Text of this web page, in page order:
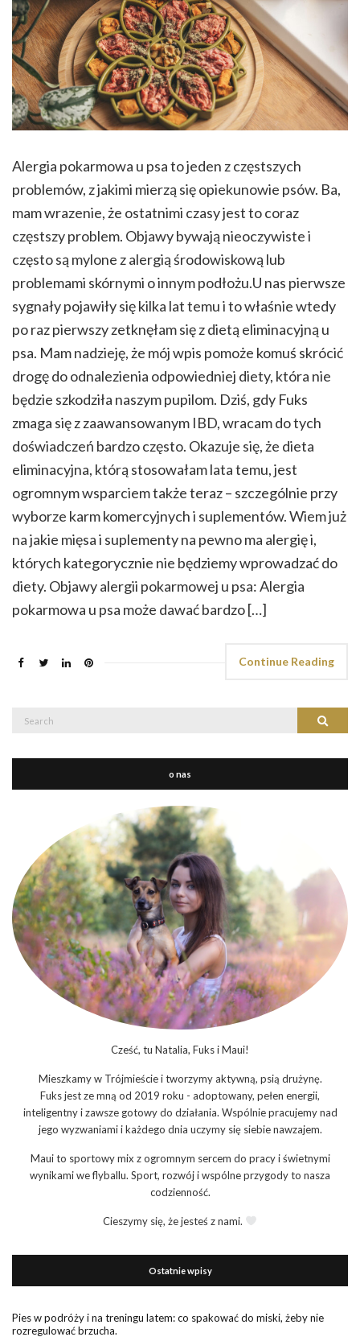
Alergia pokarmowa u psa to jeden z częstszych
problemów, z jakimi mierzą się opiekunowie psów. Ba,
mam wrazenie, że ostatnimi czasy jest to coraz
częstszy problem. Objawy bywają nieoczywiste i
często są mylone z alergią środowiskową lub
problemami skórnymi o innym podłożu.U nas pierwsze
sygnały pojawiły się kilka lat temu i to właśnie wtedy
po raz pierwszy zetknęłam się z dietą eliminacyjną u
psa. Mam nadzieję, że mój wpis pomoże komuś skrócić
drogę do odnalezienia odpowiedniej diety, która nie
będzie szkodziła naszym pupilom. Dziś, gdy Fuks
zmaga się z zaawansowanym IBD, wracam do tych
doświadczeń bardzo często. Okazuje się, że dieta
eliminacyjna, którą stosowałam lata temu, jest
ogromnym wsparciem także teraz – szczególnie przy
wyborze karm komercyjnych i suplementów. Wiem już
na jakie mięsa i suplementy na pewno ma alergię i,
których kategorycznie nie będziemy wprowadzać do
diety. Objawy alergii pokarmowej u psa: Alergia
pokarmowa u psa może dawać bardzo […]
Continue Reading
Search
o nas
Cześć, tu Natalia, Fuks i Maui!
Mieszkamy w Trójmieście i tworzymy aktywną, psią drużynę.
Fuks jest ze mną od 2019 roku - adoptowany, pełen energii,
inteligentny i zawsze gotowy do działania. Wspólnie pracujemy nad
jego wyzwaniami i każdego dnia uczymy się siebie nawzajem.
Maui to sportowy mix z ogromnym sercem do pracy i świetnymi
wynikami we flyballu. Sport, rozwój i wspólne przygody to nasza
codzienność.
Cieszymy się, że jesteś z nami.
Ostatnie wpisy
Pies w podróży i na treningu latem: co spakować do miski, żeby nie
rozregulować brzucha.